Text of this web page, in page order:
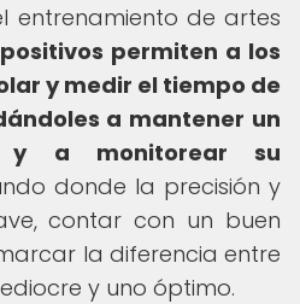
entrenamiento de artes
permiten a los
y medir el tiempo de
a mantener un
y a monitorear su
donde la precisión y
contar con un buen
la diferencia entre
y uno óptimo.